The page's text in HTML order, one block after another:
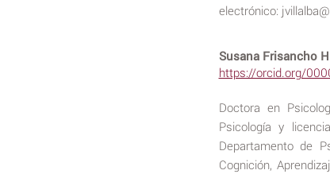
electrónico:
Susana Frisancho
https://orcid.org/
Doctora en
Psicología y
Departamento de
Cognición,